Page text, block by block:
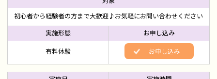
初心者から経験者の方まで大歓迎♪お気軽にお問い合わせください
有料体験 お申し込み